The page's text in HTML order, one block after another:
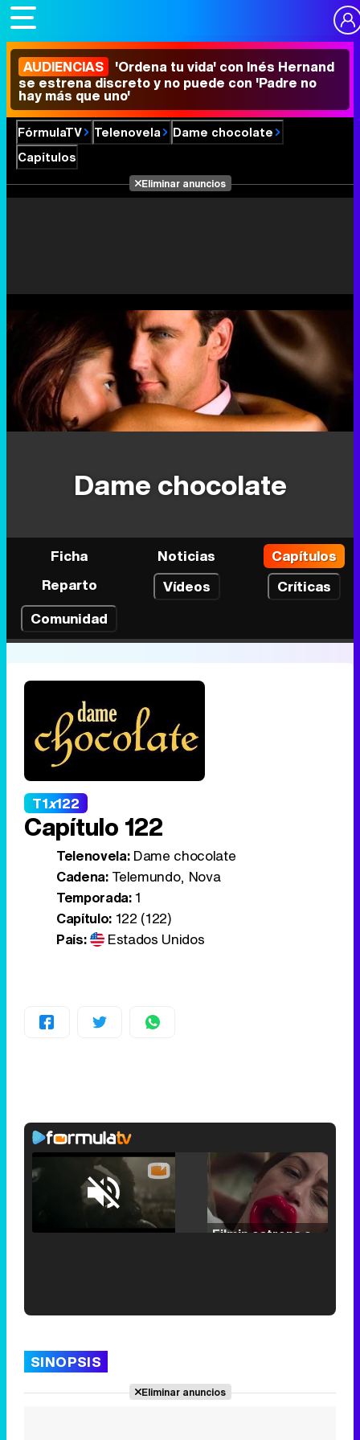
AUDIENCIAS 'Ordena tu vida' con Inés Hernand
se estrena discreto y no puede con 'Padre no
hay más que uno'
FórmulaTV Telenovela
Dame chocolate
Capítulos
Eliminar anuncios
Dame chocolate
Ficha Noticias
Capítulos
Reparto
Vídeos
Críticas
Comunidad
T1x122
Capítulo 122
Telenovela:Dame chocolate
Cadena:Telemundo, Nova
Temporada:1
Capítulo:122 (122)
País:
Estados Unidos
Unmute /
SINOPSIS
Eliminar anuncios